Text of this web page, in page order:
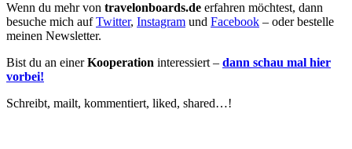
Wenn du mehr von travelonboards.de erfahren möchtest, dann
besuche mich aufTwitter, Instagram und Facebook – oder bestelle
meinen Newsletter.
Bist du an einerKooperation interessiert – dann schau mal hier
vorbei!
Schreibt, mailt, kommentiert, liked, shared…!